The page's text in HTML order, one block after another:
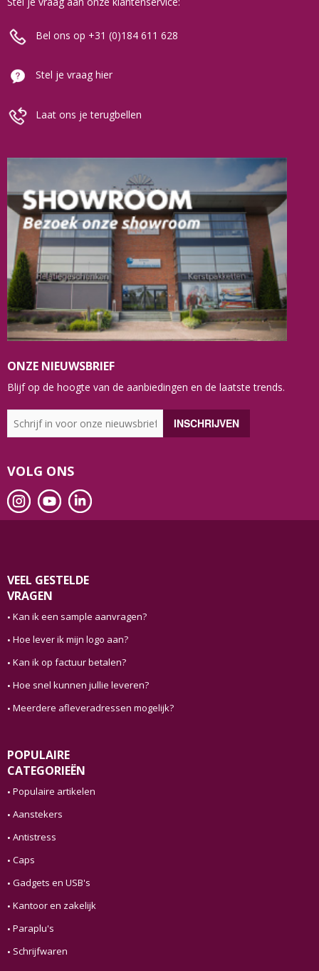
Bel ons op +31 (0)184 611 628
Stel je vraag hier
Laat ons je terugbellen
ONZE NIEUWSBRIEF
Blijf op de hoogte van de aanbiedingen en de laatste trends.
VOLG ONS
VEEL GESTELDE
VRAGEN
Kan ik een sample aanvragen?
Hoe lever ik mijn logo aan?
Kan ik op factuur betalen?
Hoe snel kunnen jullie leveren?
Meerdere afleveradressen mogelijk?
POPULAIRE
CATEGORIEËN
Populaire artikelen
Aanstekers
Antistress
Caps
Gadgets en USB's
Kantoor en zakelijk
Paraplu's
Schrijfwaren